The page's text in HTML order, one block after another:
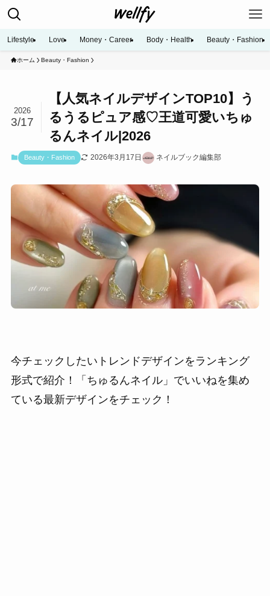
Lifestyle Love Money・Career Body・Health Beauty・Fashion
ホーム Beauty・Fashion
【人気ネイルデザインTOP10】う
るうるピュア感♡王道可愛いちゅ
るんネイル|2026
2026
3/17
Beauty・Fashion 2026年3月17日 ネイルブック編集部
今チェックしたいトレンドデザインをランキング
形式で紹介！「ちゅるんネイル」でいいねを集め
ている最新デザインをチェック！